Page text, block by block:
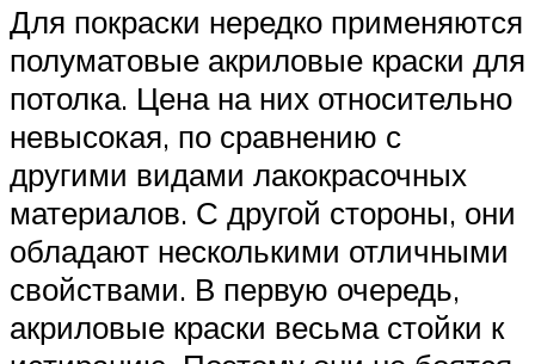
Для покраски нередко применяются
полуматовые акриловые краски для
потолка. Цена на них относительно
невысокая, по сравнению с
другими видами лакокрасочных
материалов. С другой стороны, они
обладают несколькими отличными
свойствами. В первую очередь,
акриловые краски весьма стойки к